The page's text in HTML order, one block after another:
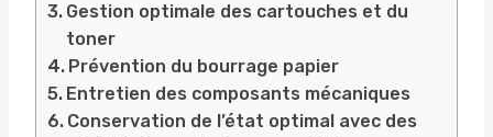
Gestion optimale des cartouches et du
toner
Prévention du bourrage papier
Entretien des composants mécaniques
Conservation de l’état optimal avec des